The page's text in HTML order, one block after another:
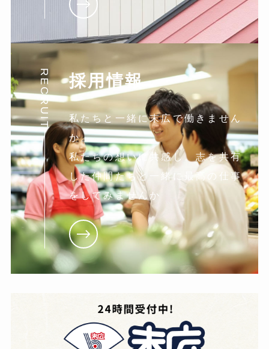
RECRUIT 採用情報
私たちと一緒に末広で働きません
か。
私たちの想いに共感し。志を共有
した仲間たちと一緒に最高の仕事
をしてみませんか